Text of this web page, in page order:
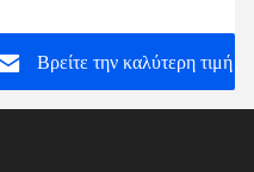
υπολογιστών
αποθήκευσης SR588 V2
Βρείτε την καλύτερη τιμή